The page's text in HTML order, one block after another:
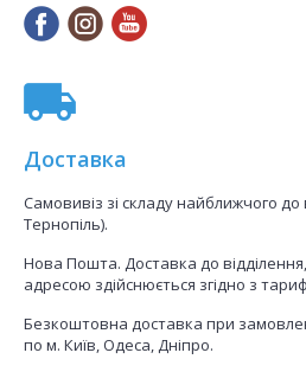
Доставка
Самовивіз зі складу найближчого до
Тернопіль).
Нова Пошта. Доставка до
адресою здійснюється згідно з
Безкоштовна доставка при
по м. Київ, Одеса, Дніпро.